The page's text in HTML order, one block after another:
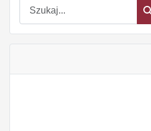
Szukaj